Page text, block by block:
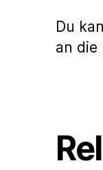
Du
an die